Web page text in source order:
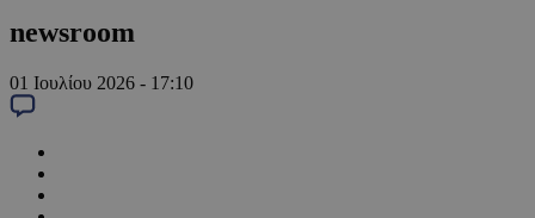
newsroom
01 Ιουλίου 2026 - 17:10